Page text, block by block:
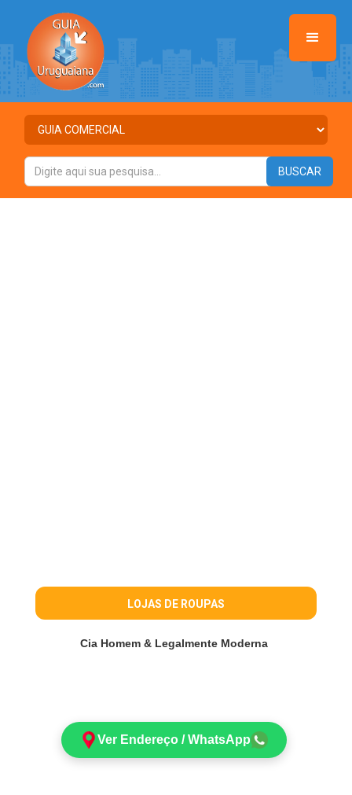
LOJAS DE ROUPAS
Cia Homem & Legalmente Moderna
Ver Endereço / WhatsApp